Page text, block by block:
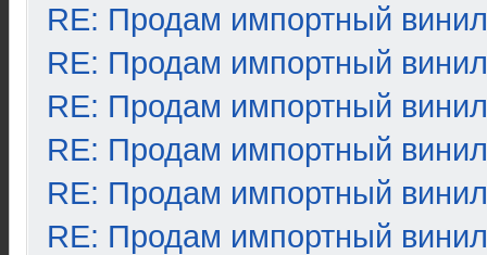
RE: Продам импортный винил
RE: Продам импортный винил
RE: Продам импортный винил
RE: Продам импортный винил
RE: Продам импортный винил
RE: Продам импортный винил